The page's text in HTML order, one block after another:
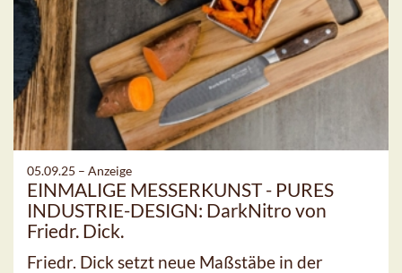
05.09.25 – Anzeige
EINMALIGE MESSERKUNST - PURES
INDUSTRIE-DESIGN: DarkNitro von
Friedr. Dick.
Friedr. Dick setzt neue Maßstäbe in der